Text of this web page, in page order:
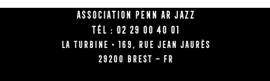
Association Penn Ar Jazz
Tél : 02 29 00 40 01
La Turbine • 169, rue Jean Jaurès
29200 BREST – FR